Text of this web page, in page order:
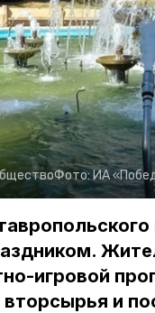
Фото: ИА
игровой
и